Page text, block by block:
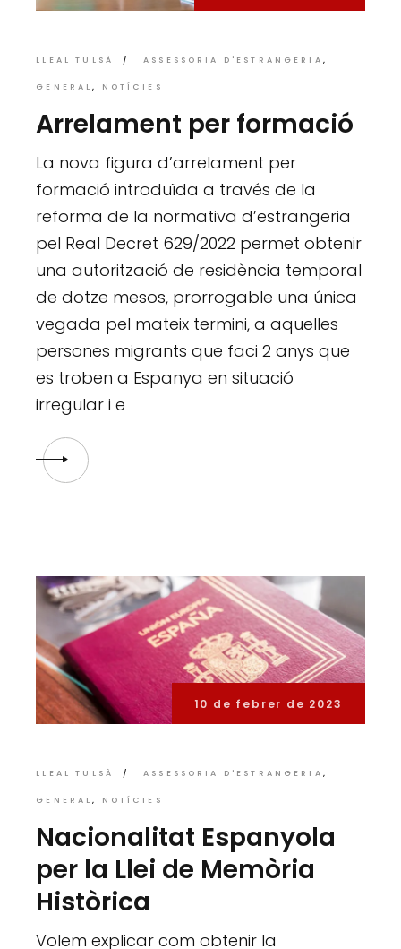
LLEAL TULSÀ ASSESSORIA D'ESTRANGERIA
GENERAL NOTÍCIES
Arrelament per formació
La nova figura d’arrelament per
formació introduïda a través de la
reforma de la normativa d’estrangeria
pel Real Decret 629/2022 permet obtenir
una autorització de residència temporal
de dotze mesos, prorrogable una única
vegada pel mateix termini, a aquelles
persones migrants que faci 2 anys que
es troben a Espanya en situació
irregular i e
10 de febrer de 2023
LLEAL TULSÀ ASSESSORIA D'ESTRANGERIA
GENERAL NOTÍCIES
Nacionalitat Espanyola
per la Llei de Memòria
Històrica
Volem explicar com obtenir la